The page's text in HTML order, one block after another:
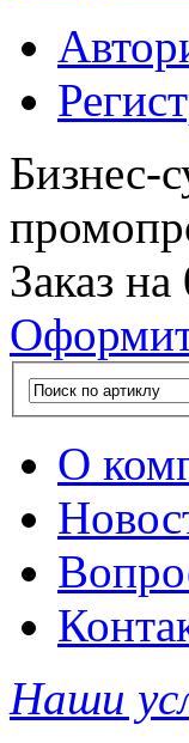
Бизнес-
Заказ на
О
Наши